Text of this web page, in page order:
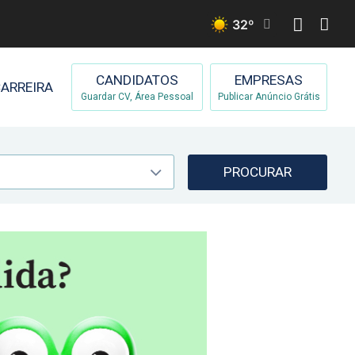
32º
CANDIDATOS
Guardar CV, Área Pessoal
EMPRESAS
Publicar Anúncio Grátis
PROCURAR